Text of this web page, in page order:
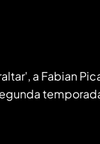
a Fabian